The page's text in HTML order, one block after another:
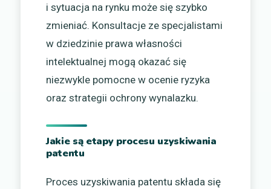
i sytuacja na rynku może się szybko
zmieniać. Konsultacje ze specjalistami
w dziedzinie prawa własności
intelektualnej mogą okazać się
niezwykle pomocne w ocenie ryzyka
oraz strategii ochrony wynalazku.
Jakie są etapy procesu uzyskiwania
patentu
Proces uzyskiwania patentu składa się